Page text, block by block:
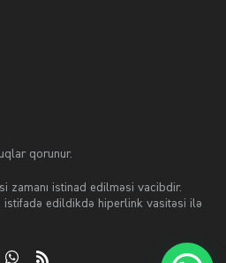
qorunur.
zamanı istinad edilməsi vacibdir.
istifadə edildikdə hiperlink vasitəsi ilə